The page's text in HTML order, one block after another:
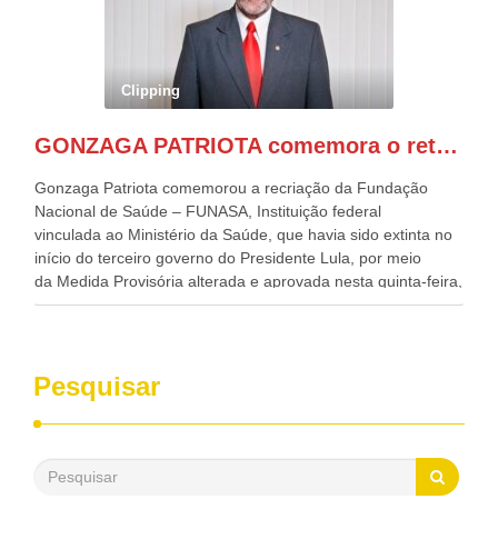
governador de Pernambuco, agora Presidente do Banco do
Nordeste, Paulo Câmara, o ex Deputado Federal, e
atualmente Superintendente da SUDENE, Danilo Cabral, da
Governadora de Pernambuco, Raquel Lyra, os ministros da
Casa Civil, Rui Costa, e da Integração e do Desenvolvimento
de todo Nordeste que também ajudam a fomentar o
Clipping
GONZAGA PATRIOTA comemora o retorno da FUNASA
Gonzaga Patriota comemorou a recriação da Fundação
Nacional de Saúde – FUNASA, Instituição federal
vinculada ao Ministério da Saúde, que havia sido extinta no
início do terceiro governo do Presidente Lula, por meio
da Medida Provisória alterada e aprovada nesta quinta-feira,
pelo Congresso Nacional. Gonzaga Patriota disse hoje em
desenvolvimento dos seus municípios e, somente o ano
passado, essa Fundação distribuiu mais de três bilhões de
reais, com suas maravilhosas ações, dentre alas, mais de
saneamento básico, em pequenas comunidades rurais.
Patriota disse ainda que, mesmo sem mandato,
Pesquisar